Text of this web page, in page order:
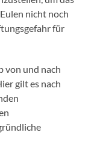
nicht noch
für
von und nach
gilt es nach